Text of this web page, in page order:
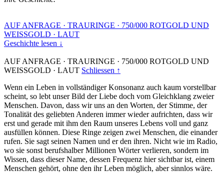
AUF ANFRAGE · TRAURINGE · 750/000 ROTGOLD UND
WEISSGOLD · LAUT
Geschichte lesen ↓
AUF ANFRAGE · TRAURINGE · 750/000 ROTGOLD UND
WEISSGOLD · LAUT Schliessen ↑
Wenn ein Leben in vollständiger Konsonanz auch kaum vorstellbar
scheint, so lebt unser Bild der Liebe doch vom Gleichklang zweier
Menschen. Davon, dass wir uns an den Worten, der Stimme, der
Tonalität des geliebten Anderen immer wieder aufrichten, dass wir
erst und gerade mit ihm den Raum unseres Lebens voll und ganz
ausfüllen können. Diese Ringe zeigen zwei Menschen, die einander
rufen. Sie sagt seinen Namen und er den ihren. Nicht wie im Radio,
wo sie sonst berufshalber Millionen Wörter verlieren, sondern im
Wissen, dass dieser Name, dessen Frequenz hier sichtbar ist, einem
Menschen gehört, ohne den ihr Leben möglich, aber sinnlos wäre.